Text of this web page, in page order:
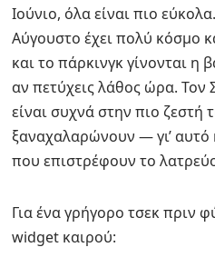
Ιούνιο, όλα είναι πιο
Αύγουστο έχει πολύ κόσμο
και το πάρκινγκ γίνονται η
αν πετύχεις λάθος ώρα. Τον
είναι συχνά στην πιο ζεστή
ξαναχαλαρώνουν — γι’ αυτό
που επιστρέφουν το
Για ένα γρήγορο τσεκ πριν
widget καιρού: